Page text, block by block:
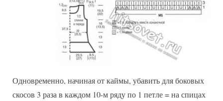
Одновременно, начиная от каймы, убавить для боковых
скосов 3 раза в каждом 10-м ряду по 1 петле = на спицах